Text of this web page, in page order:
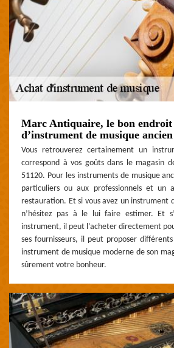
Marc Antiquaire, le bon endroit
d’instrument de musique
Vous retrouverez certainement un
correspond à vos goûts dans le magasin
51120. Pour les instruments de musique
particuliers ou aux professionnels et un
restauration. Et si vous avez un instrument
n’hésitez pas à le lui faire estimer. Et
instrument, il peut l’acheter directement
ses fournisseurs, il peut proposer
instrument de musique moderne de son
sûrement votre bonheur.